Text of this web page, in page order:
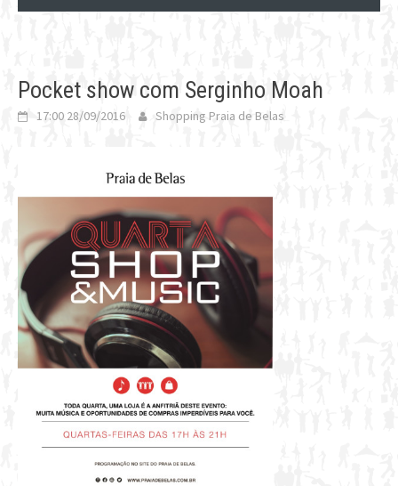
Pocket show com Serginho Moah
17:00 28/09/2016 Shopping Praia de Belas